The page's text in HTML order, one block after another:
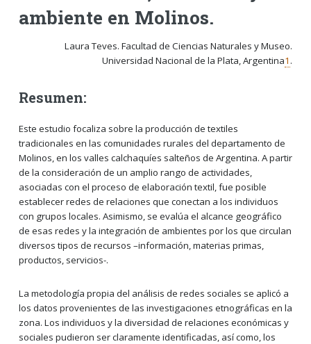
ambiente en Molinos.
Laura Teves. Facultad de Ciencias Naturales y Museo.
Universidad Nacional de la Plata, Argentina1 .
Resumen:
Este estudio focaliza sobre la producción de textiles
tradicionales en las comunidades rurales del departamento de
Molinos, en los valles calchaquíes salteños de Argentina. A partir
de la consideración de un amplio rango de actividades,
asociadas con el proceso de elaboración textil, fue posible
establecer redes de relaciones que conectan a los individuos
con grupos locales. Asimismo, se evalúa el alcance geográfico
de esas redes y la integración de ambientes por los que circulan
diversos tipos de recursos –información, materias primas,
productos, servicios-.
La metodología propia del análisis de redes sociales se aplicó a
los datos provenientes de las investigaciones etnográficas en la
zona. Los individuos y la diversidad de relaciones económicas y
sociales pudieron ser claramente identificadas, así como, los